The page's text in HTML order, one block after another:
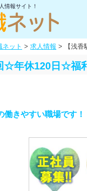
情報サイト！
ネット > 求人情報 > 【浅
☆年休120日☆
きやすい職場です！